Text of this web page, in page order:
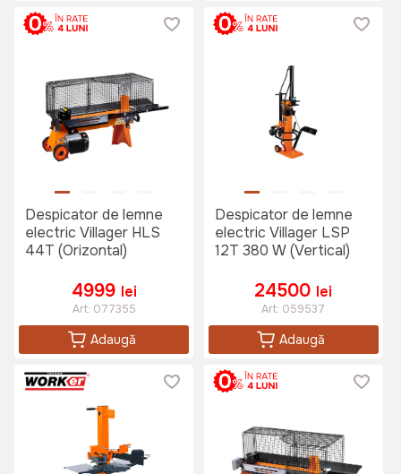
Despicator de lemne
electric Villager HLS
44T (Orizontal)
4999 lei
Art: 077355
Adaugă
Despicator de lemne
electric Villager LSP
12T 380 W (Vertical)
24500 lei
Art: 059537
Adaugă